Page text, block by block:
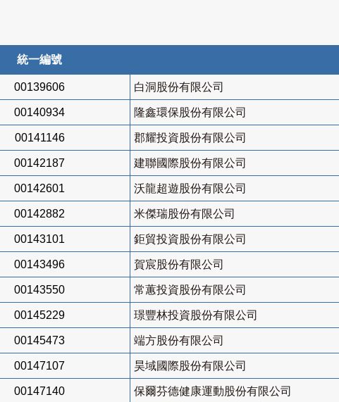
統一編號
00139606 白洞股份有限公司
00140934 隆鑫環保股份有限公司
00141146 郡耀投資股份有限公司
00142187 建聯國際股份有限公司
00142601 沃龍超遊股份有限公司
00142882 米傑瑞股份有限公司
00143101 鉅貿投資股份有限公司
00143496 賀宸股份有限公司
00143550 常蕙投資股份有限公司
00145229 璟豐林投資股份有限公司
00145473 端方股份有限公司
00147107 昊域國際股份有限公司
00147140 保爾芬德健康運動股份有限公司